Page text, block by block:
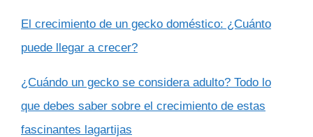
El crecimiento de un gecko doméstico: ¿Cuánto
puede llegar a crecer?
¿Cuándo un gecko se considera adulto? Todo lo
que debes saber sobre el crecimiento de estas
fascinantes lagartijas